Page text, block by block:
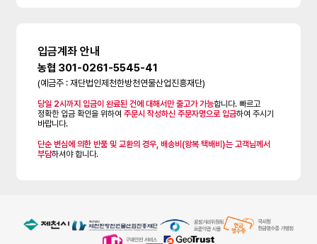
입금계좌 안내
농협 301-0261-5545-41
(예금주 : 재단법인제천한방천연물산업진흥재단)
당일 2시까지 입금이 완료된 건에 대해서만 출고가 가능합니다. 빠르고
정확한 입금 확인을 위하여주문시 작성하신 주문자명으로 입금하여 주시기
바랍니다.
단순 변심에 의한 반품 및 교환의 경우, 배송비(왕복 택배비)는 고객님께서
부담하셔야 합니다.